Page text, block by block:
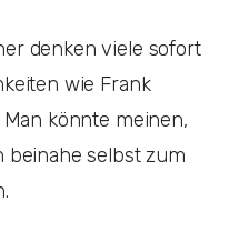
denken viele sofort
wie Frank
könnte meinen,
beinahe selbst zum